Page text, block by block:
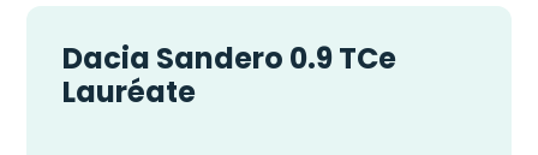
Dacia Sandero 0.9 TCe
Lauréate